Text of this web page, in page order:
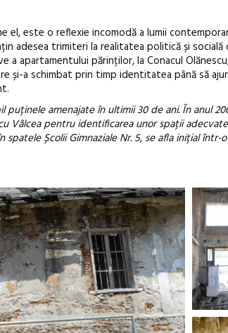
el, este o reflexie incomodă a lumii
adesea trimiteri la realitatea politică și socială
apartamentului părinților, la Conacul
și-a schimbat prin timp identitatea până să
amenajate în ultimii 30 de ani. În anul
Vâlcea pentru identificarea unor spații
Școlii Gimnaziale Nr. 5, se afla inițial într-